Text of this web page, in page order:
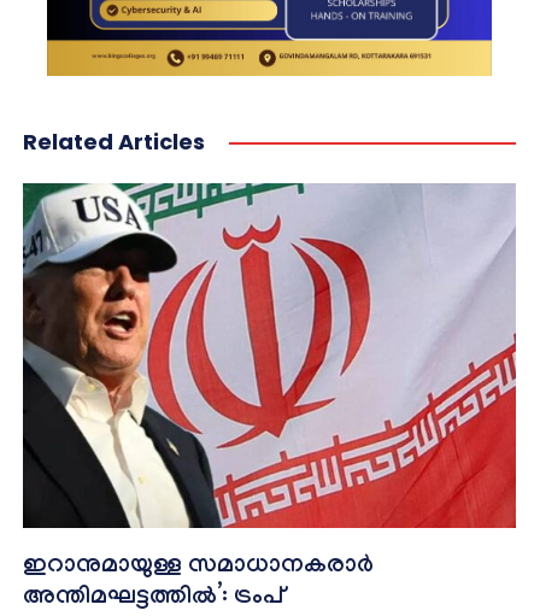
Related Articles
ഇറാനുമായുള്ള സമാധാനകരാർ
അന്തിമഘട്ടത്തിൽ‌’: ട്രംപ്